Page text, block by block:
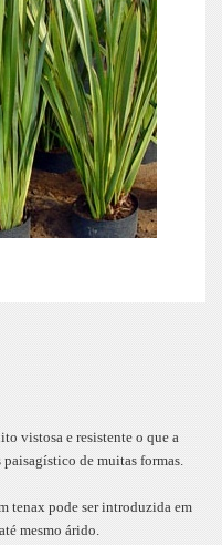
vistosa e resistente o que a
de muitas formas.
tenax pode ser introduzida em
mesmo árido.